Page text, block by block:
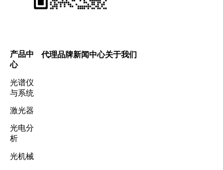
产品中
心
光谱仪
与系统
激光器
光电分
析
光机械
代理品牌新闻中心关于我们